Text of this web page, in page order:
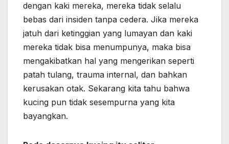
dengan kaki mereka, mereka tidak selalu
bebas dari insiden tanpa cedera. Jika mereka
jatuh dari ketinggian yang lumayan dan kaki
mereka tidak bisa menumpunya, maka bisa
mengakibatkan hal yang mengerikan seperti
patah tulang, trauma internal, dan bahkan
kerusakan otak. Sekarang kita tahu bahwa
kucing pun tidak sesempurna yang kita
bayangkan.